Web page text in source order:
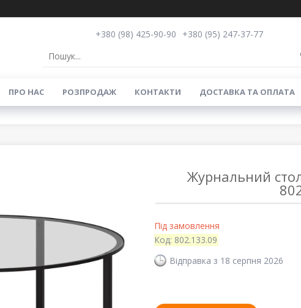
+380 (98) 425-90-90
+380 (95) 247-37-77
ПРО НАС РОЗПРОДАЖ КОНТАКТИ ДОСТАВКА ТА ОПЛАТА
Журнальний
Під замовлення
Код: 802.133.09
Відправка з 18 серпня 2026